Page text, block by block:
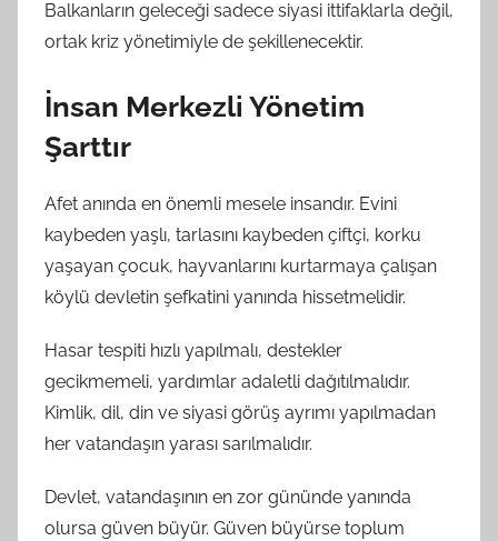
Balkanların geleceği sadece siyasi ittifaklarla değil,
ortak kriz yönetimiyle de şekillenecektir.
İnsan Merkezli Yönetim
Şarttır
Afet anında en önemli mesele insandır. Evini
kaybeden yaşlı, tarlasını kaybeden çiftçi, korku
yaşayan çocuk, hayvanlarını kurtarmaya çalışan
köylü devletin şefkatini yanında hissetmelidir.
Hasar tespiti hızlı yapılmalı, destekler
gecikmemeli, yardımlar adaletli dağıtılmalıdır.
Kimlik, dil, din ve siyasi görüş ayrımı yapılmadan
her vatandaşın yarası sarılmalıdır.
Devlet, vatandaşının en zor gününde yanında
olursa güven büyür. Güven büyürse toplum